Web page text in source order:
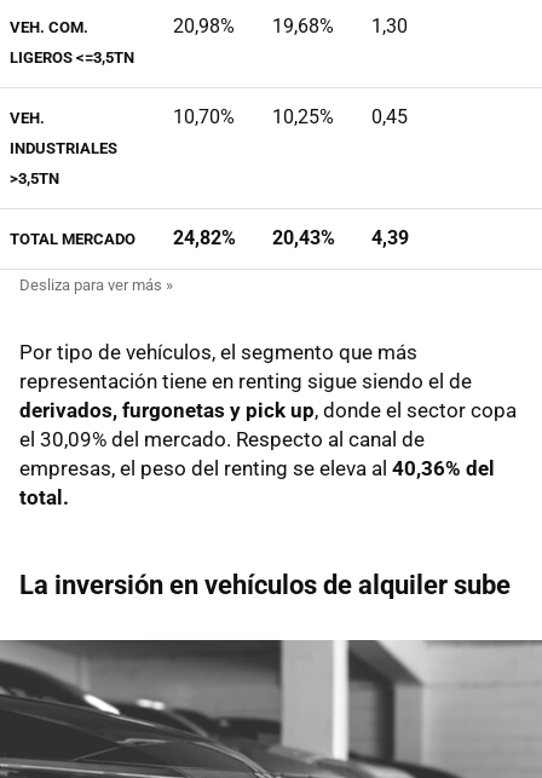
VEH. COM.
LIGEROS <=3,5TN
20,98% 19,68% 1,30
VEH.
INDUSTRIALES
>3,5TN
10,70% 10,25% 0,45
TOTAL MERCADO 24,82% 20,43% 4,39
Por tipo de vehículos, el segmento que más
representación tiene en renting sigue siendo el de
derivados, furgonetas y pick up, donde el sector copa
el 30,09% del mercado. Respecto al canal de
empresas, el peso del renting se eleva al 40,36% del
total.
La inversión en vehículos de alquiler sube